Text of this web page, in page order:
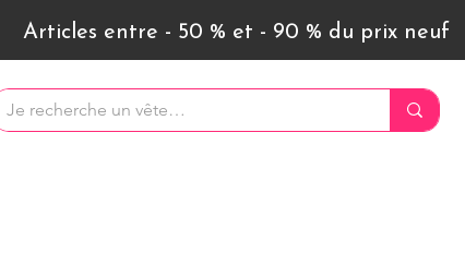
Articles entre - 50 % et - 90 % du prix neuf